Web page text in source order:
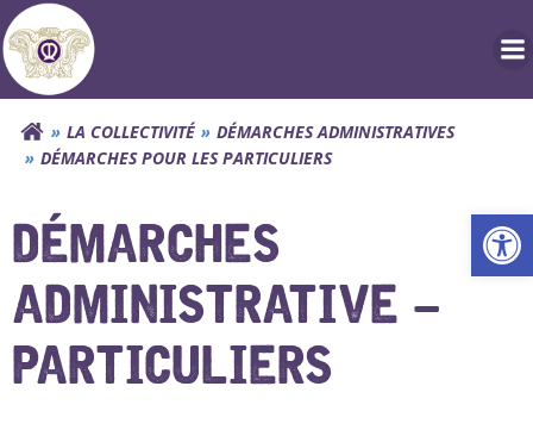
Aller
au
contenu
LA COLLECTIVITÉ
DÉMARCHES ADMINISTRATIVES
DÉMARCHES POUR LES PARTICULIERS
DÉMARCHES
ADMINISTRATIVE –
PARTICULIERS